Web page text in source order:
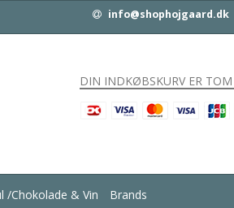
info@shophojgaard.dk
DIN INDKØBSKURV ER TOM
/Chokolade & Vin Brands